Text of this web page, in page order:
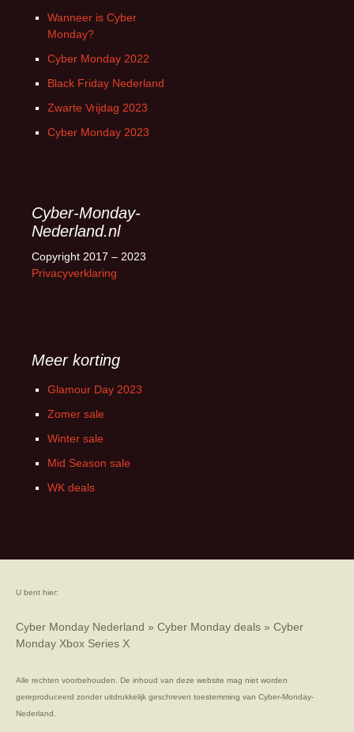
Wanneer is Cyber
Monday?
Cyber Monday 2022
Black Friday Nederland
Zwarte Vrijdag 2023
Cyber Monday 2023
Cyber-Monday-
Nederland.nl
Copyright 2017 – 2023
Privacyverklaring
Meer korting
Glamour Day 2023
Zomer sale
Winter sale
Mid Season sale
WK deals
U bent hier:
Cyber Monday Nederland » Cyber Monday deals » Cyber
Monday Xbox Series X
Alle rechten voorbehouden. De inhoud van deze website mag niet worden
gereproduceerd zonder uitdrukkelijk geschreven toestemming van Cyber-Monday-
Nederland.